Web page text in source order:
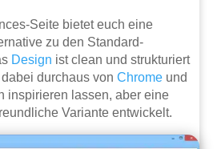
Seite bietet euch eine
zu den Standard-
Design ist clean und strukturiert
durchaus vonChrome und
inspirieren lassen, aber eine
Variante entwickelt.